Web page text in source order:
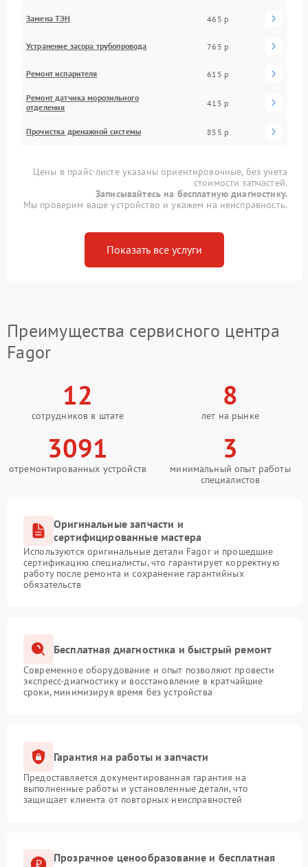
Замена ТЭН 465 р
Устранение засора трубопровода 765 р
Ремонт испарителя 615 р
Ремонт датчика морозильного
отделения
415 р
Прочистка дренажной системы 855 р
Цены в прайс-листе указаны ориентировочные, без учета
стоимости запчастей.
Записывайтесь на бесплатную диагностику.
Мы проверим ваше устройство и укажем на неисправность.
Показать все услуги
Преимущества сервисного центра
Fagor
12
сотрудников в штате
8
лет на рынке
3091
отремонтированных устройств
3
минимальный опыт работы
специалистов
Оригинальные запчасти и
сертифицированные мастера
Используются оригинальные детали Fagor и прошедшие
сертификацию специалисты, что гарантирует корректную
работу после ремонта и сохранение гарантийных
обязательств
Бесплатная диагностика и быстрый ремонт
Современное оборудование и опыт позволяют провести
экспресс-диагностику и восстановление в кратчайшие
сроки, минимизируя время без устройства
Гарантия на работы и запчасти
Предоставляется документированная гарантия на
выполненные работы и установленные детали, что
защищает клиента от повторных неисправностей
Прозрачное ценообразование и бесплатная